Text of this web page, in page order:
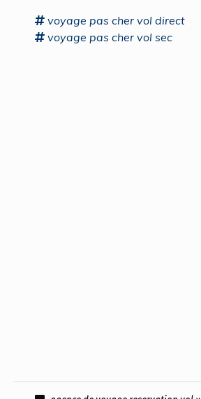
voyage pas cher vol direct
voyage pas cher vol sec